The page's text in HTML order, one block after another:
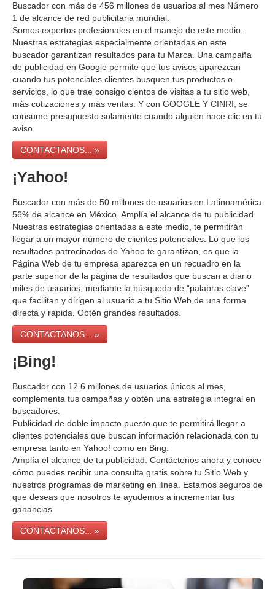
Buscador con más de 456 millones de usuarios al mes Número
1 de alcance de red publicitaria mundial.
Somos expertos profesionales en el manejo de este medio.
Nuestras estrategias especialmente orientadas en este
buscador garantizan resultados para tu Marca. Una campaña
de publicidad en Google permite que tus avisos aparezcan
cuando tus potenciales clientes busquen tus productos o
servicios, lo que trae consigo cientos de visitas a tu sitio web,
más cotizaciones y más ventas. Y con GOOGLE Y CINRI, se
consume presupuesto solamente cuando alguien hace clic en tu
aviso.
CONTACTANOS... »
¡Yahoo!
Buscador con más de 50 millones de usuarios en Latinoamérica
56% de alcance en México. Amplía el alcance de tu publicidad.
Nuestras estrategias orientadas a este medio, te permitirán
llegar a un mayor número de clientes potenciales. Lo que los
resultados patrocinados de Yahoo te garantizan, es que la
Página Web de tu empresa aparezca en un recuadro en la
parte superior de la página de resultados que buscan a diario
miles de usuarios, mediante la búsqueda de “palabras clave”
que facilitan y dirigen al usuario a tu Sitio Web de una forma
directa y rápida. Obtén grandes resultados.
CONTACTANOS... »
¡Bing!
Buscador con 12.6 millones de usuarios únicos al mes,
complementa tus campañas y obtén una estrategia integral en
buscadores.
Publicidad de doble impacto puesto que te permitirá llegar a
clientes potenciales que buscan información relacionada con tu
empresa tanto en Yahoo! como en Bing.
Amplía el alcance de tu publicidad. Contáctenos ahora y conoce
cómo puedes recibir una consulta gratis sobre tu Sitio Web y
nuestros programas de marketing en línea. Estamos seguros de
que deseas que nosotros te ayudemos a incrementar tus
ganancias.
CONTACTANOS... »